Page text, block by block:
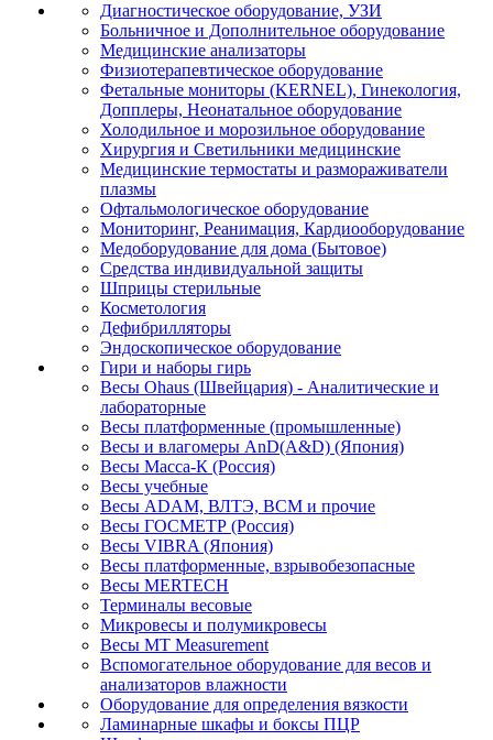
Диагностическое оборудование, УЗИ
Больничное и Дополнительное оборудование
Медицинские анализаторы
Физиотерапевтическое оборудование
Фетальные мониторы (KERNEL), Гинекология,
Допплеры, Неонатальное оборудование
Холодильное и морозильное оборудование
Хирургия и Светильники медицинские
Медицинские термостаты и размораживатели
плазмы
Офтальмологическое оборудование
Мониторинг, Реанимация, Кардиооборудование
Медоборудование для дома (Бытовое)
Средства индивидуальной защиты
Шприцы стерильные
Косметология
Дефибрилляторы
Эндоскопическое оборудование
Гири и наборы гирь
Весы Ohaus (Швейцария) - Аналитические и
лабораторные
Весы платформенные (промышленные)
Весы и влагомеры AnD(A&D) (Япония)
Весы Масса-К (Россия)
Весы учебные
Весы ADAM, ВЛТЭ, BCM и прочие
Весы ГОСМЕТР (Россия)
Весы VIBRA (Япония)
Весы платформенные, взрывобезопасные
Весы MERTECH
Терминалы весовые
Микровесы и полумикровесы
Весы MT Measurement
Вспомогательное оборудование для весов и
анализаторов влажности
Оборудование для определения вязкости
Ламинарные шкафы и боксы ПЦР